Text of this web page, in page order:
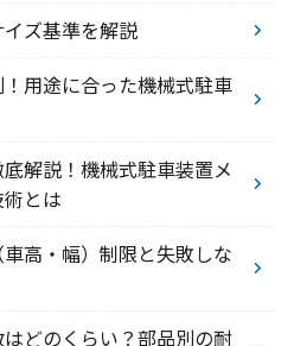
ズ基準を解説
用途に合った機械式駐車
解説！機械式駐車装置メ
とは
高・幅）制限と失敗しな
どのくらい？部品別の耐